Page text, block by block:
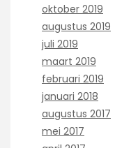
oktober 2019
augustus 2019
juli 2019
maart 2019
februari 2019
januari 2018
augustus 2017
mei 2017